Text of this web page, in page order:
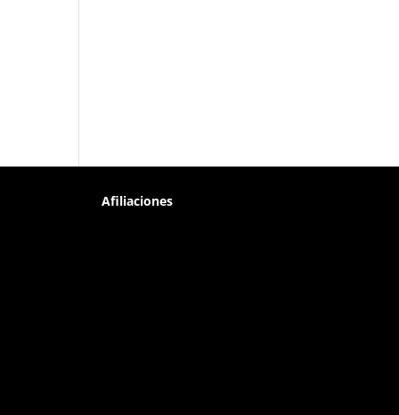
Afiliaciones